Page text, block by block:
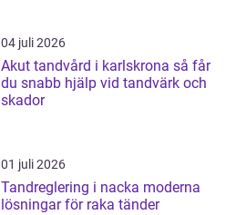
04 juli 2026
Akut tandvård i karlskrona så får
du snabb hjälp vid tandvärk och
skador
01 juli 2026
Tandreglering i nacka moderna
lösningar för raka tänder